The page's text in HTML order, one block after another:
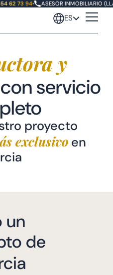
62 73 94• ASESOR INMOBILIARIO
ES
y
con servicio
proyecto
exclusivoen
un
de